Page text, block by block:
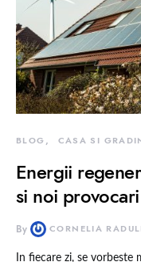
BLOG CASA SI
Energii
si noi provocari
By CORNELIA
In fiecare zi, se vorbeste